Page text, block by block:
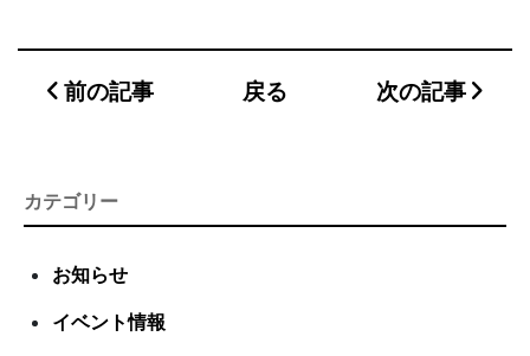
前の記事 戻る 次の記事
カテゴリー
お知らせ
イベント情報